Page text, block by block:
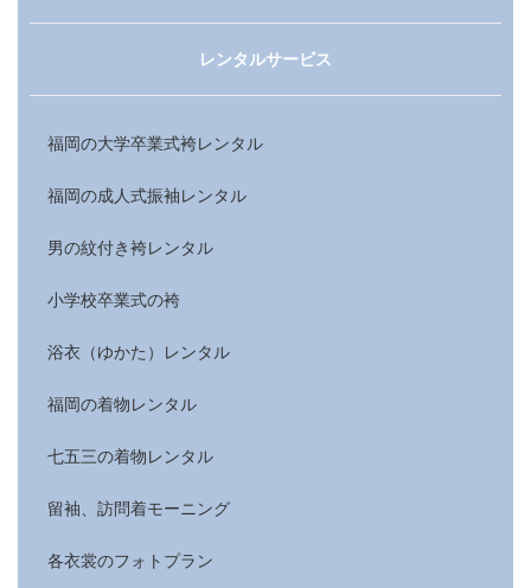
レンタルサービス
福岡の大学卒業式袴レンタル
福岡の成人式振袖レンタル
男の紋付き袴レンタル
小学校卒業式の袴
浴衣（ゆかた）レンタル
福岡の着物レンタル
七五三の着物レンタル
留袖、訪問着モーニング
各衣裳のフォトプラン